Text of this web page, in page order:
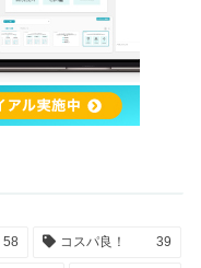
58 コスパ良！ 39